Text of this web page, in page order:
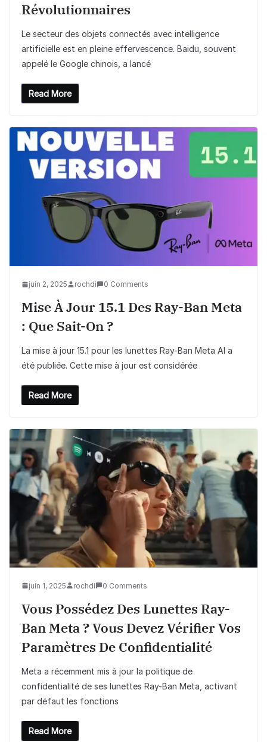
Révolutionnaires
Le secteur des objets connectés avec intelligence
artificielle est en pleine effervescence. Baidu, souvent
appelé le Google chinois, a lancé
Read More
juin 2, 2025 rochdi 0 Comments
Mise À Jour 15.1 Des Ray-Ban Meta
: Que Sait-On ?
La mise à jour 15.1 pour les lunettes Ray-Ban Meta AI a
été publiée. Cette mise à jour est considérée
Read More
juin 1, 2025 rochdi 0 Comments
Vous Possédez Des Lunettes Ray-
Ban Meta ? Vous Devez Vérifier Vos
Paramètres De Confidentialité
Meta a récemment mis à jour la politique de
confidentialité de ses lunettes Ray-Ban Meta, activant
par défaut les fonctions
Read More